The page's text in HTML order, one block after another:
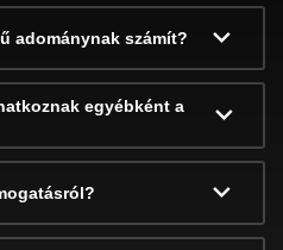
adománynak számít?
egyébként a